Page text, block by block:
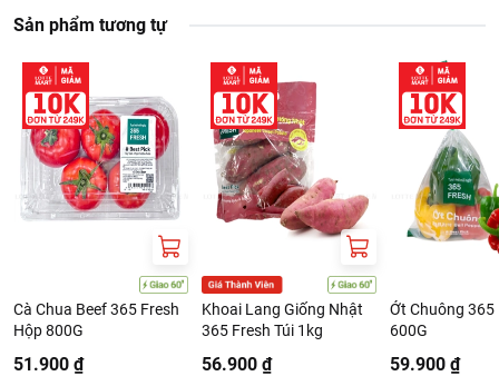
Sản phẩm tương tự
Cà Chua Beef 365 Fresh
Hộp 800G
51.900 ₫
Khoai Lang Giống Nhật
365 Fresh Túi 1kg
56.900 ₫
Ớt Chuông 365
600G
59.900 ₫